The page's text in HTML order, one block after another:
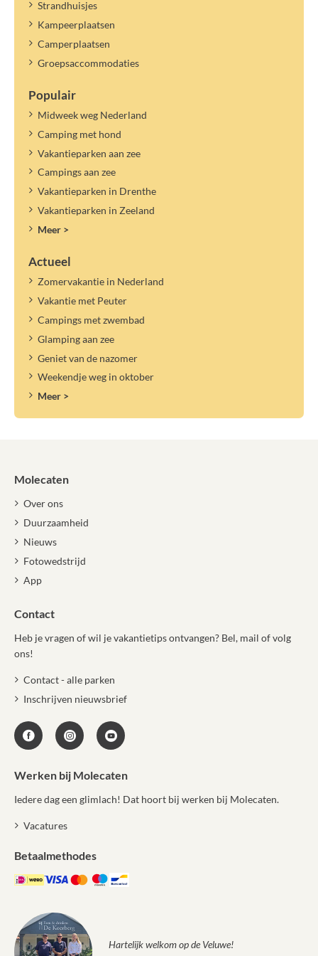
Strandhuisjes
Kampeerplaatsen
Camperplaatsen
Groepsaccommodaties
Populair
Midweek weg Nederland
Camping met hond
Vakantieparken aan zee
Campings aan zee
Vakantieparken in Drenthe
Vakantieparken in Zeeland
Meer >
Actueel
Zomervakantie in Nederland
Vakantie met Peuter
Campings met zwembad
Glamping aan zee
Geniet van de nazomer
Weekendje weg in oktober
Meer >
Molecaten
Over ons
Duurzaamheid
Nieuws
Fotowedstrijd
App
Contact
Heb je vragen of wil je vakantietips ontvangen? Bel, mail of volg
ons!
Contact - alle parken
Inschrijven nieuwsbrief
Werken bij Molecaten
Iedere dag een glimlach! Dat hoort bij werken bij Molecaten.
Vacatures
Betaalmethodes
Hartelijk welkom op de Veluwe!